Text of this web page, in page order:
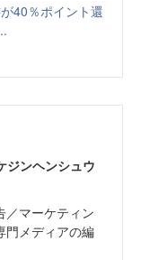
40％ポイント還
ジンヘンシュウ
／マーケティン
門メディアの編